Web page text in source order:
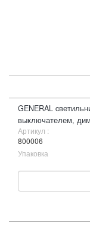
GENERAL
выключателем,
Артикул :
800006
Упаковка